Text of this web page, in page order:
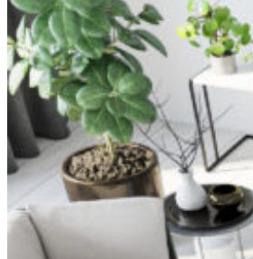
Cookie-urile neclasificate